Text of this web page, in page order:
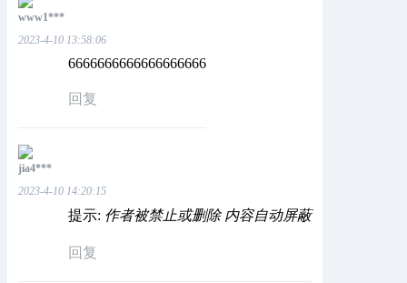
www1***
2023-4-10 13:58:06
6666666666666666666
回复
jia4***
2023-4-10 14:20:15
提示: 作者被禁止或删除 内容自动屏蔽
回复